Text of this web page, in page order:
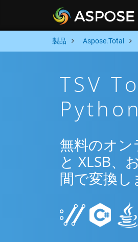
製品 Aspose.Total
TSV
無料のオン
と XLSB、
間で変換し